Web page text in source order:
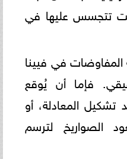
تتجسس عليها في
في فيينا
فإما أن يُوقع
تشكيل المعادلة، أو
الصواريخ لترسم